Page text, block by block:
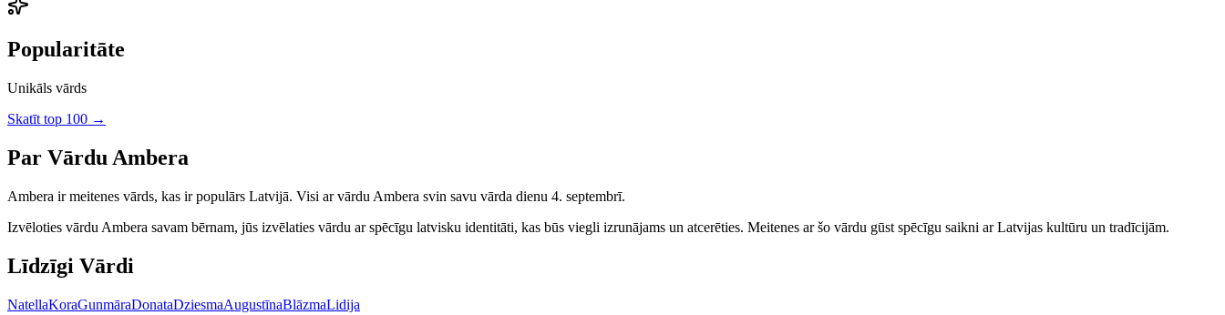
Popularitāte
Unikāls vārds
Skatīt top 100 →
Par Vārdu Ambera
Ambera irmeitenes vārds, kas ir populārs Latvijā. Visi ar vārdu Ambera svin savu vārda dienu 4. septembrī.
Izvēloties vārdu Ambera savam bērnam, jūs izvēlaties vārdu ar spēcīgu latvisku identitāti, kas būs viegli izrunājams un atcerēties. Meitenes ar šo vārdu gūst spēcīgu saikni ar Latvijas kultūru un tradīcijām.
Līdzīgi Vārdi
NatellaKoraGunmāraDonataDziesmaAugustīnaBlāzmaLidija